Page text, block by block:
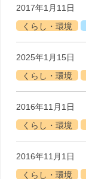
2017年1月11日
くらし・環境
2025年1月15日
くらし・環境
2016年11月1日
くらし・環境
2016年11月1日
くらし・環境